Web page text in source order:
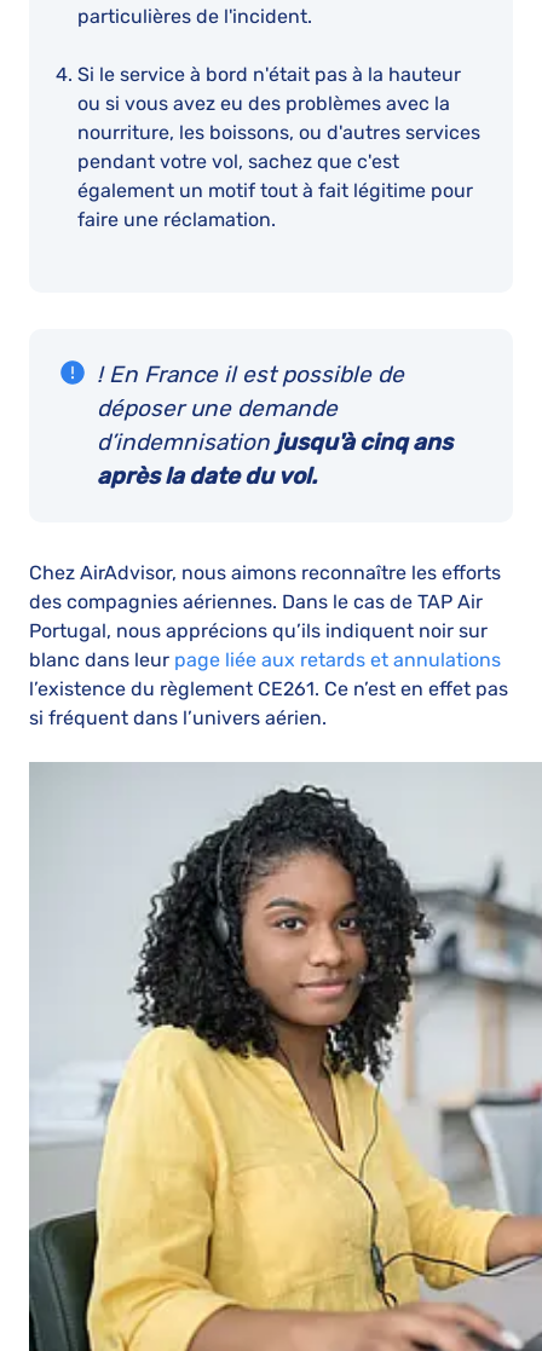
particulières de l'incident.
Si le service à bord n'était pas à la hauteur
ou si vous avez eu des problèmes avec la
nourriture, les boissons, ou d'autres services
pendant votre vol, sachez que c'est
également un motif tout à fait légitime pour
faire une réclamation.
! En France il est possible de
déposer une demande
d’indemnisation jusqu'à cinq ans
après la date du vol.
Chez AirAdvisor, nous aimons reconnaître les efforts
des compagnies aériennes. Dans le cas de TAP Air
Portugal, nous apprécions qu’ils indiquent noir sur
blanc dans leur page liée aux retards et annulations
l’existence du règlement CE261. Ce n’est en effet pas
si fréquent dans l’univers aérien.